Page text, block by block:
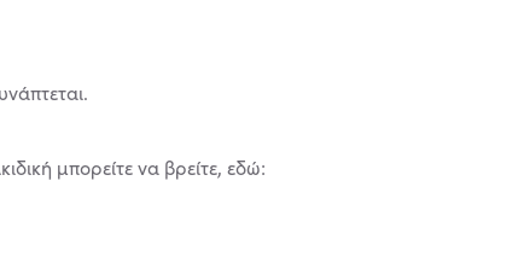
μπορείτε να βρείτε, εδώ: